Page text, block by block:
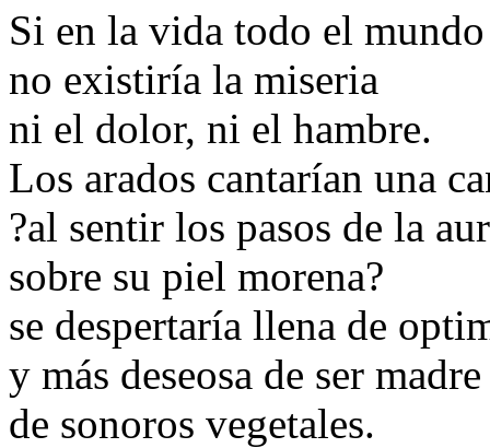
Si en la vida todo el mundo
no existiría la miseria
ni el dolor, ni el hambre.
Los arados cantarían una
?al sentir los pasos de la
sobre su piel morena?
se despertaría llena de
y más deseosa de ser madre
de sonoros vegetales.